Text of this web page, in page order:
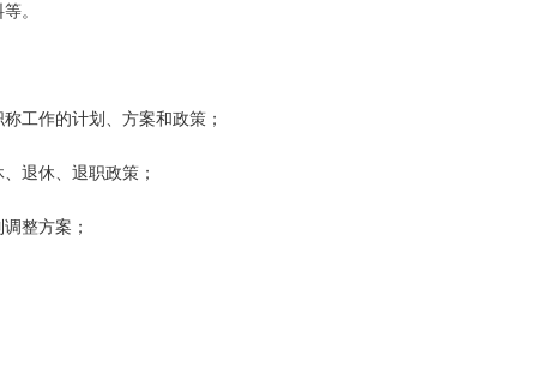
。
工作的计划、方案和政策；
退休、退职政策；
整方案；